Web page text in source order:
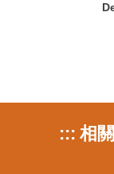
::: 相